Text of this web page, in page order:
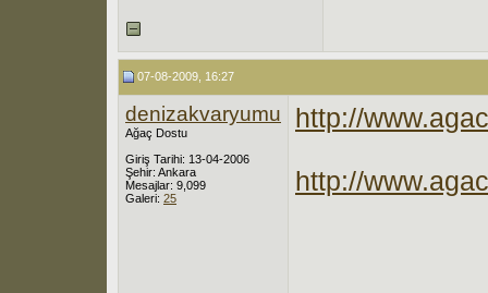
07-08-2009, 16:27
denizakvaryumu
Ağaç Dostu
Giriş Tarihi: 13-04-2006
Şehir: Ankara
Mesajlar: 9,099
Galeri: 25
http://
http://